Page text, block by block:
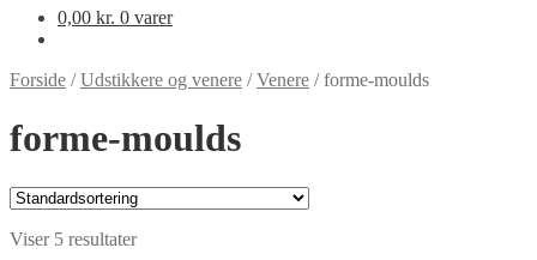
0,00 kr. 0 varer
Forside /Udstikkere og venere /Venere /forme-moulds
forme-moulds
Viser 5 resultater